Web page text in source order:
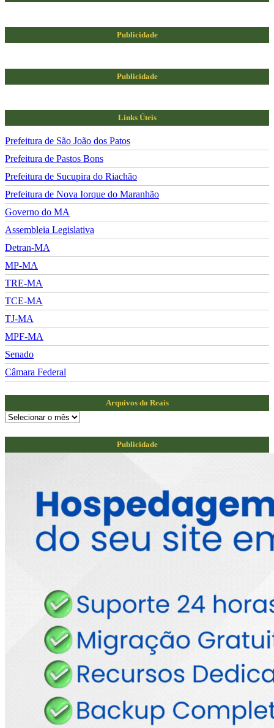
Publicidade
Publicidade
Links Úteis
Prefeitura de São João dos Patos
Prefeitura de Pastos Bons
Prefeitura de Sucupira do Riachão
Prefeitura de Nova Iorque do Maranhão
Governo do MA
Assembleia Legislativa
Detran-MA
MP-MA
TRE-MA
TCE-MA
TJ-MA
MPF-MA
Senado
Câmara Federal
Arquivos do Reais
Arquivos
Reais
Publicidade